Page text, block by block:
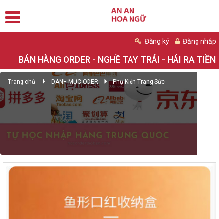
Đăng ký Đăng nhập
BÁN HÀNG ORDER - NGHỀ TAY TRÁI - HÁI RA TIỀN
Trang chủ DANH MỤC ODER Phụ Kiện Trang Sức